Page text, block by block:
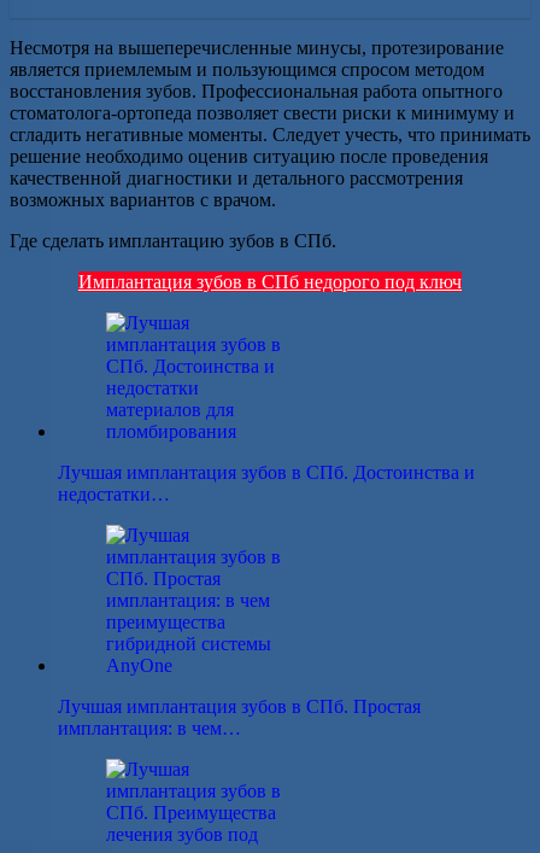
Несмотря на вышеперечисленные минусы, протезирование
является приемлемым и пользующимся спросом методом
восстановления зубов. Профессиональная работа опытного
стоматолога-ортопеда позволяет свести риски к минимуму и
сгладить негативные моменты. Следует учесть, что принимать
решение необходимо оценив ситуацию после проведения
качественной диагностики и детального рассмотрения
возможных вариантов с врачом.
Где сделать имплантацию зубов в СПб.
Имплантация зубов в СПб недорого под ключ
Лучшая имплантация зубов в СПб. Достоинства и
недостатки…
Лучшая имплантация зубов в СПб. Простая
имплантация: в чем…